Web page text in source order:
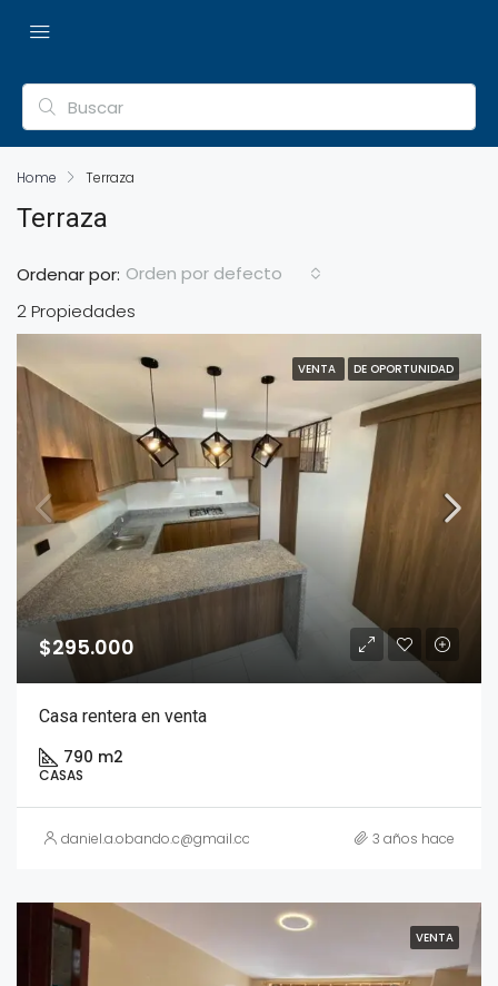
Home Terraza
Terraza
2 Propiedades
Ordenar por: Orden por defecto
VENTA DE OPORTUNIDAD
$295.000
Casa rentera en venta
790 m2
CASAS
daniel.a.obando.c@gmail.com 3 años hace
VENTA